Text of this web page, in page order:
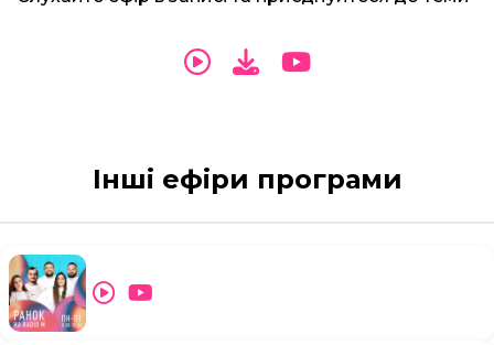
Інші ефіри програми